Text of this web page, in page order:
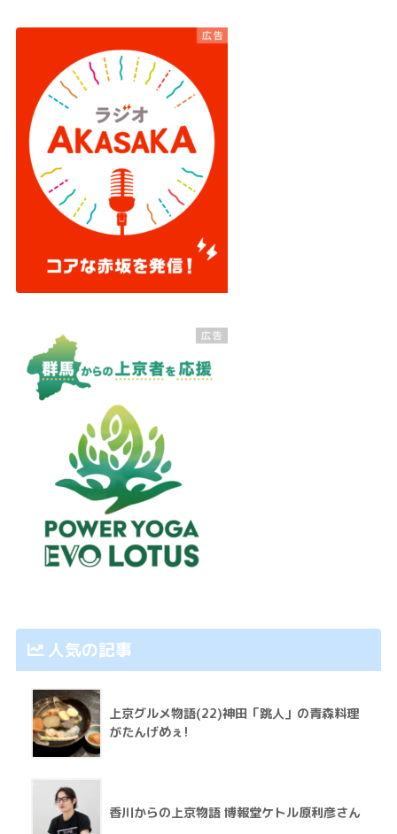
人気の記事
上京グルメ物語(22)神田「跳人」の青森料理
がたんげめぇ!
香川からの上京物語 博報堂ケトル原利彦さん